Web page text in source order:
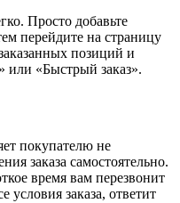
Просто добавьте
перейдите на страницу
позиций и
или «Быстрый заказ».
покупателю не
заказа самостоятельно.
время вам перезвонит
условия заказа, ответит